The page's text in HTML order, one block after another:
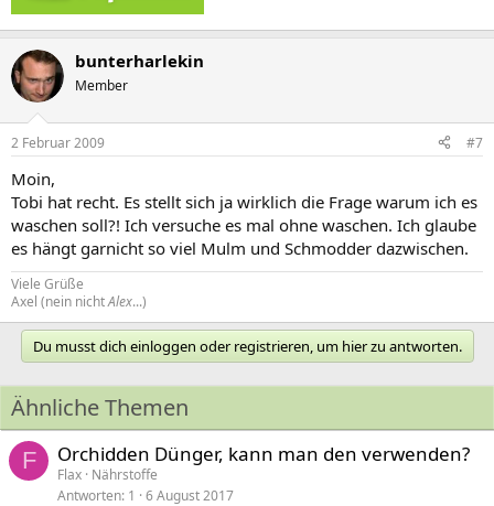
bunterharlekin
Member
2 Februar 2009 #7
Moin,
Tobi hat recht. Es stellt sich ja wirklich die Frage warum ich es
waschen soll?! Ich versuche es mal ohne waschen. Ich glaube
es hängt garnicht so viel Mulm und Schmodder dazwischen.
Viele Grüße
Axel (nein nichtAlex...)
Du musst dich einloggen oder registrieren, um hier zu antworten.
Ähnliche Themen
F Orchidden Dünger, kann man den verwenden?
Flax Nährstoffe
Antworten 1 6 August 2017